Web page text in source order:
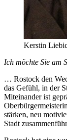
Kerstin
Ich möchte Sie am
… Rostock den
das Gefühl, in der
Miteinander ist
stärken, neu
Stadt